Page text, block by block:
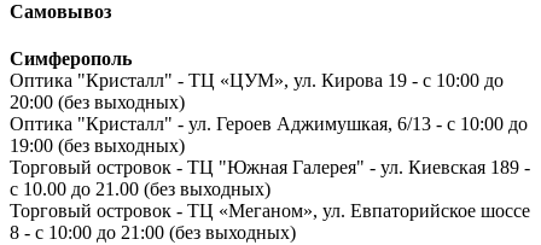
Самовывоз
Симферополь
Оптика "Кристалл" - ТЦ «ЦУМ», ул. Кирова 19 - с 10:00 до
20:00 (без выходных)
Оптика "Кристалл" - ул. Героев Аджимушкая, 6/13 - с 10:00 до
19:00 (без выходных)
Торговый островок - ТЦ "Южная Галерея" - ул. Киевская 189 -
с 10.00 до 21.00 (без выходных)
Торговый островок - ТЦ «Меганом», ул. Евпаторийское шоссе
8 - с 10:00 до 21:00 (без выходных)